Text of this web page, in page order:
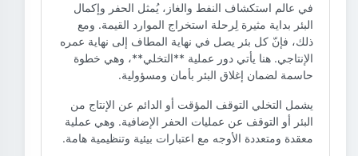
في عالم استكشاف النفط والغاز، يُمثل الحفر وإكمال
البئر بداية مثيرة لِرحلة استخراج الموارد القيمة. ومع
ذلك، فإنّ كل بئر يصل في نهاية المطاف إلى نهاية عمره
الإنتاجي. هنا يأتي دور عملية **التخلي**، وهي خطوة
حاسمة لضمان إغلاق البئر بأمان ومسؤولية.
يشمل التخلي التوقف المؤقت أو الدائم عن الإنتاج من
البئر أو التوقف عن عمليات الحفر الإضافية. وهي عملية
معقدة ومتعددة الأوجه مع اعتبارات بيئية وتنظيمية هامة.